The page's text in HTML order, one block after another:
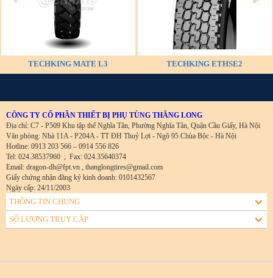
TECHKING MATE L3 TECHKING ETHSE2
CÔNG TY CỔ PHẦN THIẾT BỊ PHỤ TÙNG THĂNG LONG
Địa chỉ: C7 - P509 Khu tập thể Nghĩa Tân, Phường Nghĩa Tân, Quận Cầu Giấy, Hà Nội
Văn phòng: Nhà 11A - P204A - TT ĐH Thuỷ Lợi - Ngõ 95 Chùa Bộc - Hà Nội
Hotline: 0913 203 566 – 0914 556 826
Tel: 024.38537960 ; Fax: 024.35640374
Email: dragon-dh@fpt.vn , thanglongtires@gmail.com
Giấy chứng nhận đăng ký kinh doanh: 0101432567
Ngày cấp: 24/11/2003
THÔNG TIN CHUNG
SỐ LƯỢNG TRUY CẬP